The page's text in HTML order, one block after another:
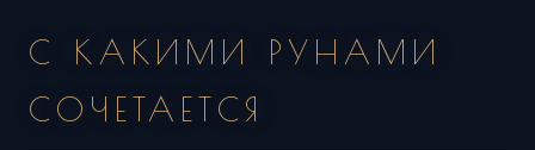
С КАКИМИ РУНАМИ
СОЧЕТАЕТСЯ